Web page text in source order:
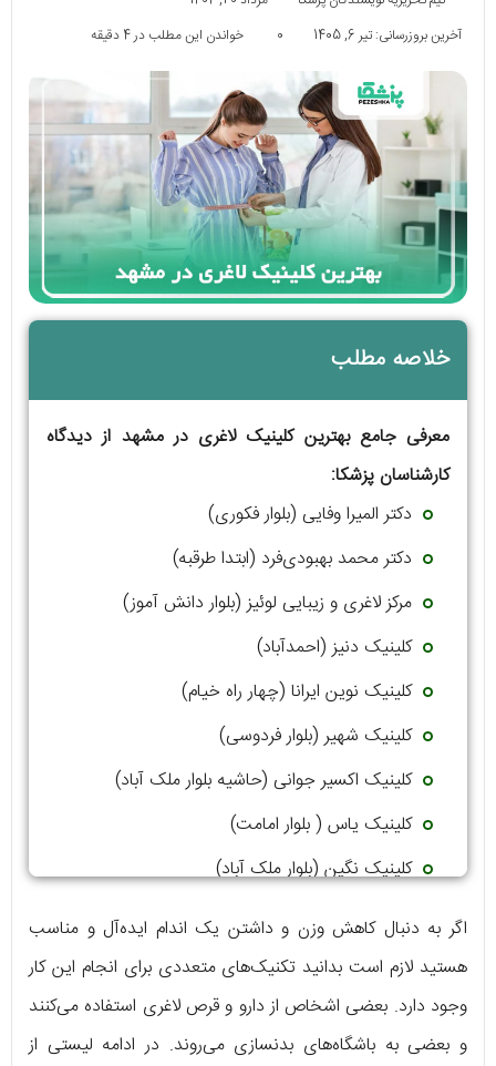
آخرین بروزرسانی: تیر 6, 1405
0 خواندن این مطلب در 4 دقیقه
خلاصه مطلب
معرفی جامع بهترین کلینیک لاغری در مشهد از دیدگاه
کارشناسان پزشکا:
دکتر المیرا وفایی (بلوار فکوری)
دکتر محمد بهبودی‌فرد (ابتدا طرقبه)
مرکز لاغری و زیبایی لوئیز (بلوار دانش آموز)
کلینیک دنیز (احمدآباد)
کلینیک نوین ایرانا (چهار راه خیام)
کلینیک شهیر (بلوار فردوسی)
کلینیک اکسیر جوانی (حاشیه بلوار ملک آباد)
کلینیک یاس ( بلوار امامت)
کلینیک نگین (بلوار ملک آباد)
اگر به دنبال کاهش وزن و داشتن یک اندام ایده‌آل و مناسب
هستید لازم است بدانید تکنیک‌های متعددی برای انجام این کار
وجود دارد. بعضی اشخاص از دارو و قرص لاغری استفاده می‌کنند
و بعضی به باشگاه‌های بدنسازی می‌روند. در ادامه لیستی از